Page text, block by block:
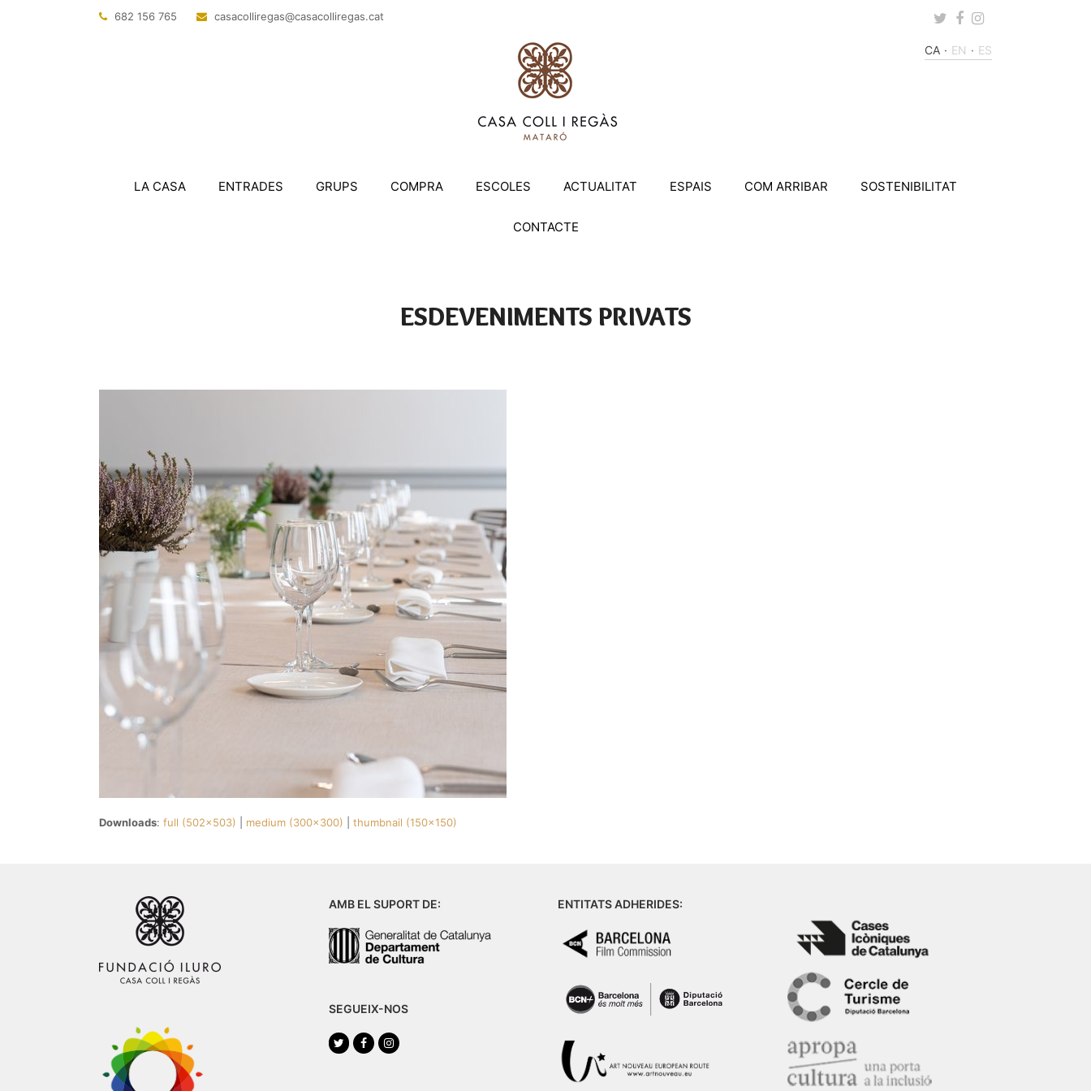
682 156 765 tac.sagerillocasac
@sagerillocasac Twitter
Facebook
Instagram
CA EN ES
LA CASA ENTRADES GRUPS COMPRA ESCOLES ACTUALITAT ESPAIS COM ARRIBAR SOSTENIBILITAT
CONTACTE
ESDEVENIMENTS PRIVATS
Downloads: full (502x503) medium (300x300) thumbnail (150x150)
AMB EL SUPORT DE:
SEGUEIX-NOS
TwitterFacebookInstagram
ENTITATS ADHERIDES: